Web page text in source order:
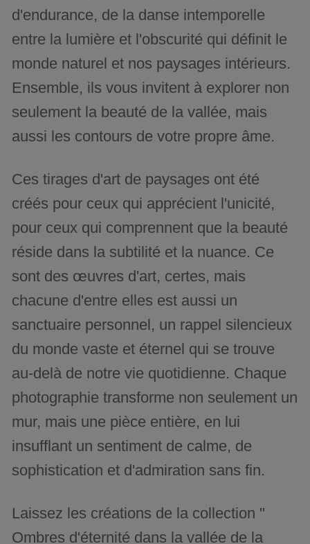
d'endurance, de la danse intemporelle
entre la lumière et l'obscurité qui définit le
monde naturel et nos paysages intérieurs.
Ensemble, ils vous invitent à explorer non
seulement la beauté de la vallée, mais
aussi les contours de votre propre âme.
Ces tirages d'art de paysages ont été
créés pour ceux qui apprécient l'unicité,
pour ceux qui comprennent que la beauté
réside dans la subtilité et la nuance. Ce
sont des œuvres d'art, certes, mais
chacune d'entre elles est aussi un
sanctuaire personnel, un rappel silencieux
du monde vaste et éternel qui se trouve
au-delà de notre vie quotidienne. Chaque
photographie transforme non seulement un
mur, mais une pièce entière, en lui
insufflant un sentiment de calme, de
sophistication et d'admiration sans fin.
Laissez les créations de la collection "
Ombres d'éternité dans la vallée de la